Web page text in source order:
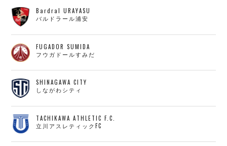
Bardral URAYASU
バルドラール浦安
FUGADOR SUMIDA
フウガドールすみだ
SHINAGAWA CITY
しながわシティ
TACHIKAWA ATHLETIC F.C.
立川アスレティックFC